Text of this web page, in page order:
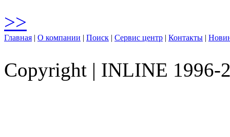
>>
Главная | О компании | Поиск | Сервис центр | Контакты |
Copyright | INLINE 1996-